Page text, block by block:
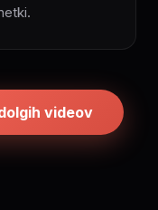
videov